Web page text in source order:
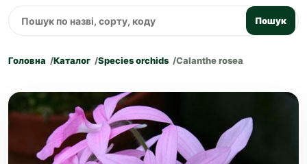
Пошук
Головна Каталог Species orchids Calanthe rosea